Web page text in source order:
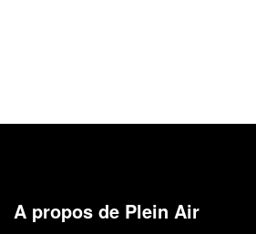
A propos de Plein Air